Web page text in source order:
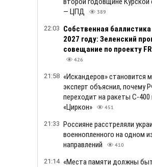
— ЦПД
389
22:03 Собственная
2027 году: Зеленский
совещание по проекту
426
21:58 «Искандеров» становится
эксперт объяснил, почему
переходит на ракеты С-400
«Циркон»
451
21:33 Россияне расстреляли
военнопленного на одном
направлений
410
21:14 «Места памяти должны